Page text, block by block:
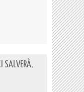
SALVERÀ,